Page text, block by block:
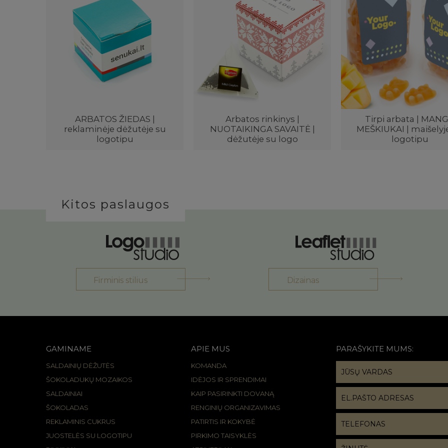
ARBATOS ŽIEDAS |
reklaminėje dėžutėje su
logotipu
Arbatos rinkinys |
NUOTAIKINGA SAVAITĖ |
dėžutėje su logo
Tirpi arbata |
MEŠKIUKAI |
logotipu
Kitos paslaugos
Firminis stilius Dizainas
GAMINAME
SALDAINIŲ DĖŽUTĖS
ŠOKOLADUKŲ MOZAIKOS
SALDAINIAI
ŠOKOLADAS
REKLAMINIS CUKRUS
JUOSTELĖS SU LOGOTIPU
APIE MUS
KOMANDA
IDĖJOS IR SPRENDIMAI
KAIP PASIRINKTI DOVANĄ
RENGINIŲ ORGANIZAVIMAS
PATIRTIS IR KOKYBĖ
PIRKIMO TAISYKLĖS
PARAŠYKITE MUMS: